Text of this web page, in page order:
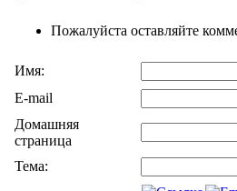
Пожалуйста оставляйте
Имя:
E-mail
Домашняя
страница
Тема: